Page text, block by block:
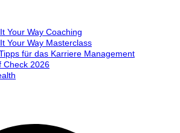
Your Way Coaching
Your Way Masterclass
für das Karriere Management
Check 2026